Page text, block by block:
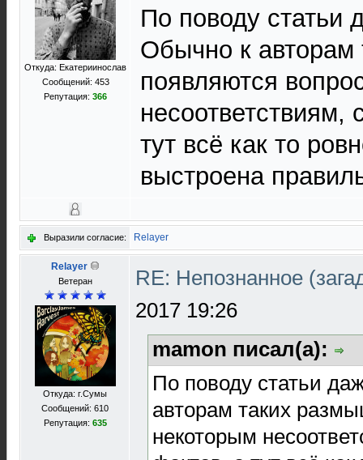
Откуда: Екатериинослав
Сообщений: 453
Репутация: 366
По поводу статьи
Обычно к
появляются
несоответствиям,
тут всё как то
выстроена
Выразили согласие: Relayer
Relayer
Ветеран
Откуда: г.Сумы
Сообщений: 610
Репутация: 635
RE: Непознанное
2017 19:26
mamon писал(а):
По поводу статьи
авторам таких
некоторым